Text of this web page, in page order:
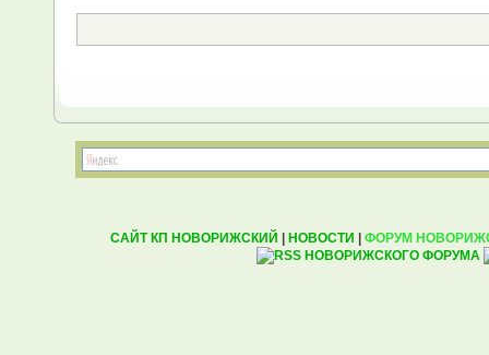
САЙТ КП НОВОРИЖСКИЙ | НОВОСТИ | ФОРУМ